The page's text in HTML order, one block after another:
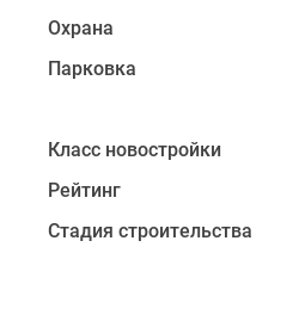
построены
детские
и
Территория
комплекса
и
Охрана
Парковка
Класс новостройки
Рейтинг
Стадия строительства